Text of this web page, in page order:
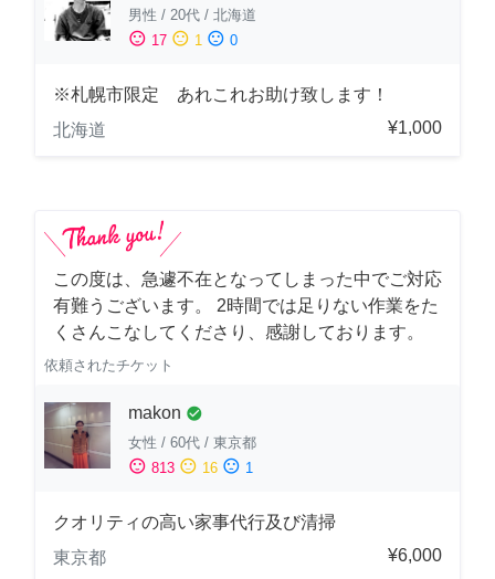
男性 / 20代 / 北海道
sentiment_satisfied 17 sentiment_neutral 1 sentiment_dissatisfied 0
※札幌市限定 あれこれお助け致します！
北海道
¥1,000
この度は、急遽不在となってしまった中でご対応
有難うございます。 2時間では足りない作業をた
くさんこなしてくださり、感謝しております。
依頼されたチケット
makon check_circle
女性 / 60代 / 東京都
sentiment_satisfied 813 sentiment_neutral 16 sentiment_dissatisfied 1
クオリティの高い家事代行及び清掃
東京都
¥6,000